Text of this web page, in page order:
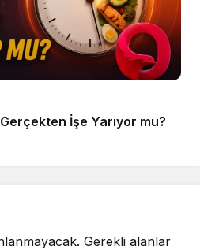
İşe Yarıyor mu?
Gerekli alanlar